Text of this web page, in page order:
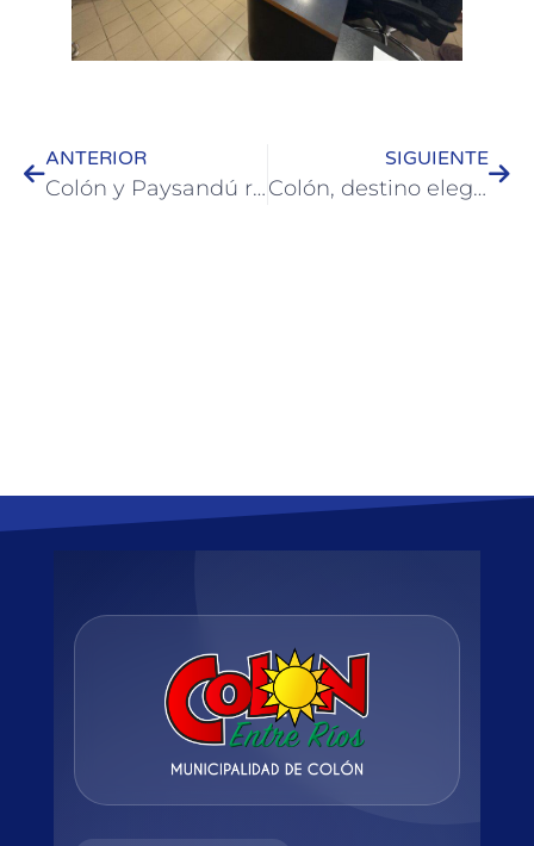
ANTERIOR
Colón y Paysandú reafirman su vínculo como Ciudades Comprometidas con la Paz
SIGUIENTE
Colón, destino elegido por las familias en las vacaciones de invierno